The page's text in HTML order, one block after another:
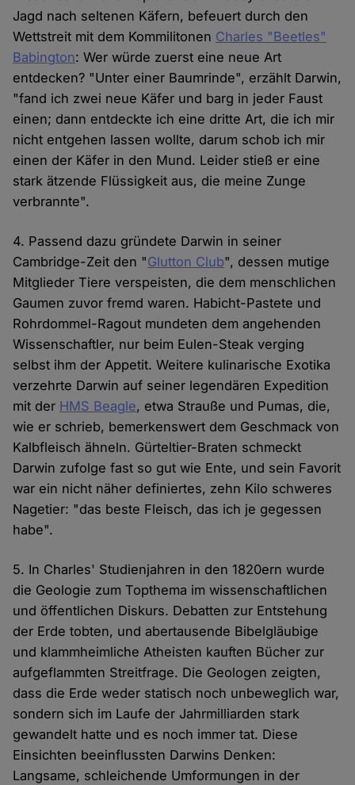
Jagd nach seltenen Käfern, befeuert durch den
Wettstreit mit dem Kommilitonen Charles "Beetles"
Babington: Wer würde zuerst eine neue Art
entdecken? "Unter einer Baumrinde", erzählt Darwin,
"fand ich zwei neue Käfer und barg in jeder Faust
einen; dann entdeckte ich eine dritte Art, die ich mir
nicht entgehen lassen wollte, darum schob ich mir
einen der Käfer in den Mund. Leider stieß er eine
stark ätzende Flüssigkeit aus, die meine Zunge
verbrannte".
4. Passend dazu gründete Darwin in seiner
Cambridge-Zeit den "Glutton Club", dessen mutige
Mitglieder Tiere verspeisten, die dem menschlichen
Gaumen zuvor fremd waren. Habicht-Pastete und
Rohrdommel-Ragout mundeten dem angehenden
Wissenschaftler, nur beim Eulen-Steak verging
selbst ihm der Appetit. Weitere kulinarische Exotika
verzehrte Darwin auf seiner legendären Expedition
mit der HMS Beagle, etwa Strauße und Pumas, die,
wie er schrieb, bemerkenswert dem Geschmack von
Kalbfleisch ähneln. Gürteltier-Braten schmeckt
Darwin zufolge fast so gut wie Ente, und sein Favorit
war ein nicht näher definiertes, zehn Kilo schweres
Nagetier: "das beste Fleisch, das ich je gegessen
habe".
5. In Charles' Studienjahren in den 1820ern wurde
die Geologie zum Topthema im wissenschaftlichen
und öffentlichen Diskurs. Debatten zur Entstehung
der Erde tobten, und abertausende Bibelgläubige
und klammheimliche Atheisten kauften Bücher zur
aufgeflammten Streitfrage. Die Geologen zeigten,
dass die Erde weder statisch noch unbeweglich war,
sondern sich im Laufe der Jahrmilliarden stark
gewandelt hatte und es noch immer tat. Diese
Einsichten beeinflussten Darwins Denken:
Langsame, schleichende Umformungen in der